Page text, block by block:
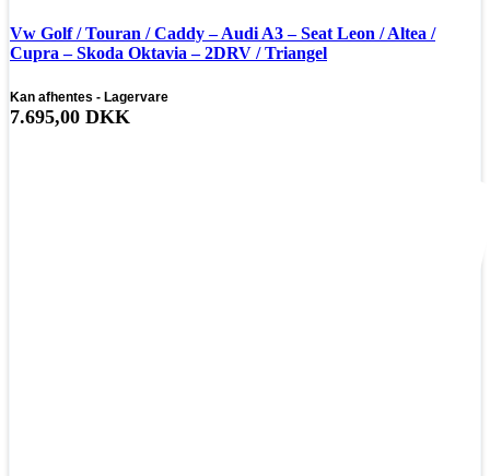
Vw Golf / Touran / Caddy – Audi A3 – Seat Leon / Altea /
Cupra – Skoda Oktavia – 2DRV / Triangel
Kan afhentes - Lagervare
7.695,00 DKK